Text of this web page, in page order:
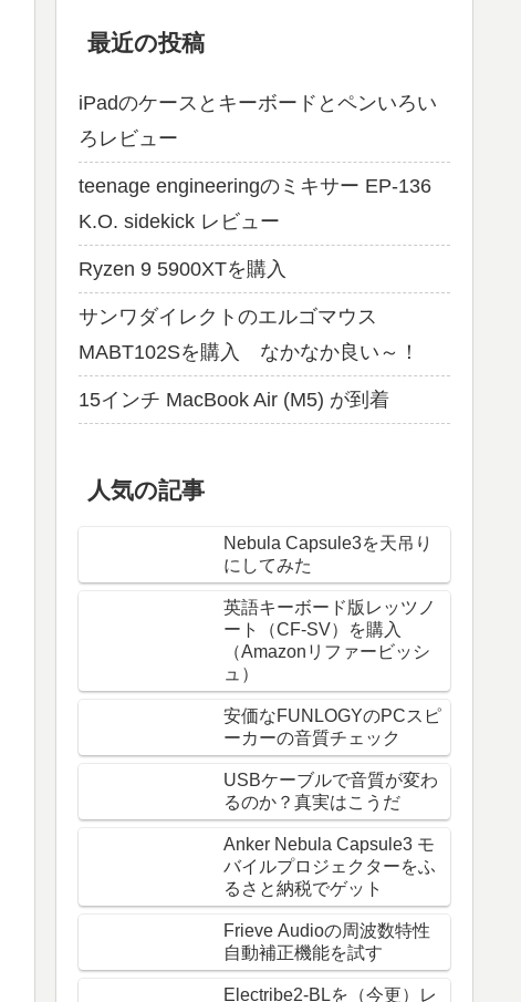
最近の投稿
iPadのケースとキーボードとペンいろい
ろレビュー
teenage engineeringのミキサー EP-136
K.O. sidekick レビュー
Ryzen 9 5900XTを購入
サンワダイレクトのエルゴマウス
MABT102Sを購入 なかなか良い～！
15インチ MacBook Air (M5) が到着
人気の記事
Nebula Capsule3を天吊り
にしてみた
英語キーボード版レッツノ
ート（CF-SV）を購入
（Amazonリファービッシ
ュ）
安価なFUNLOGYのPCスピ
ーカーの音質チェック
USBケーブルで音質が変わ
るのか？真実はこうだ
Anker Nebula Capsule3 モ
バイルプロジェクターをふ
るさと納税でゲット
Frieve Audioの周波数特性
自動補正機能を試す
Electribe2-BLを（今更）レ